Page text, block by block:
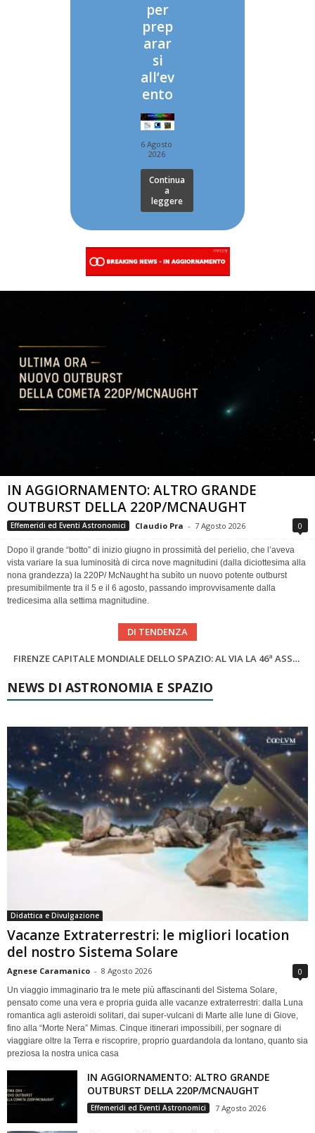
per
prep
arar
si
all’ev
ento
6 Agosto
2026
Continua
a
leggere
IN AGGIORNAMENTO: ALTRO GRANDE
OUTBURST DELLA 220P/MCNAUGHT
Effemeridi ed Eventi Astronomici Claudio Pra - 7 Agosto 2026 0
Dopo il grande “botto” di inizio giugno in prossimità del perielio, che l’aveva
vista variare la sua luminosità di circa nove magnitudini (dalla diciottesima alla
nona grandezza) la 220P/ McNaught ha subìto un nuovo potente outburst
presumibilmente tra il 5 e il 6 agosto, passando improvvisamente dalla
tredicesima alla settima magnitudine.
DI TENDENZA
Cielo del Mese di Agosto 2026
SUPERNOVAE aggiornamenti del mese – Agosto 2026
NEWS DI ASTRONOMIA E SPAZIO
Didattica e Divulgazione
Vacanze Extraterrestri: le migliori location
del nostro Sistema Solare
Agnese Caramanico - 8 Agosto 2026 0
Un viaggio immaginario tra le mete più affascinanti del Sistema Solare,
pensato come una vera e propria guida alle vacanze extraterrestri: dalla Luna
romantica agli asteroidi solitari, dai super-vulcani di Marte alle lune di Giove,
fino alla “Morte Nera” Mimas. Cinque itinerari impossibili, per sognare di
viaggiare oltre la Terra e riscoprire, proprio guardandola da lontano, quanto sia
preziosa la nostra unica casa
IN AGGIORNAMENTO: ALTRO GRANDE
OUTBURST DELLA 220P/MCNAUGHT
Effemeridi ed Eventi Astronomici 7 Agosto 2026